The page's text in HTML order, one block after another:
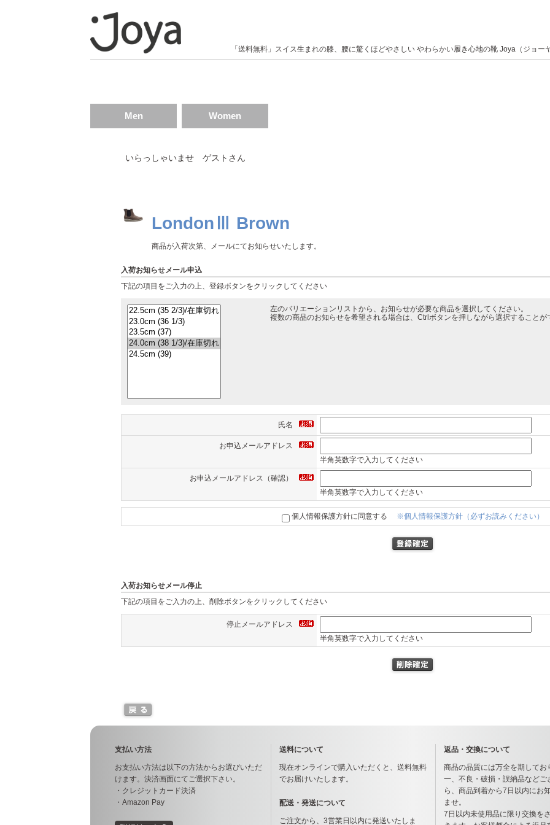
「送料無料」スイス生まれの膝、腰に驚くほどやさしい やわらかい履き心地の靴 Joya（ジョー
Men Women
いらっしゃいませ ゲストさん
LondonⅢ Brown
商品が入荷次第、メールにてお知らせいたします。
入荷お知らせメール申込
下記の項目をご入力の上、登録ボタンをクリックしてください
左のバリエーションリストから、お知らせが必要な商品を選択してください。
複数の商品のお知らせを希望される場合は、Ctrlボタンを押しながら選択することが
氏名
お申込メールアドレス
半角英数字で入力してください
お申込メールアドレス（確認）
半角英数字で入力してください
個人情報保護方針に同意する ※個人情報保護方針（必ずお読みください）
入荷お知らせメール停止
下記の項目をご入力の上、削除ボタンをクリックしてください
停止メールアドレス
半角英数字で入力してください
支払い方法
お支払い方法は以下の方法からお選びいただ
けます。決済画面にてご選択下さい。
・クレジットカード決済
・Amazon Pay
送料について
現在オンラインで購入いただくと、送料無料
でお届けいたします。
配送・発送について
ご注文から、3営業日以内に発送いたしま
返品・交換について
商品の品質には万全を期してお
一、不良・破損・誤納品などご
ら、商品到着から7日以内にお
ませ。
7日以内未使用品に限り交換を